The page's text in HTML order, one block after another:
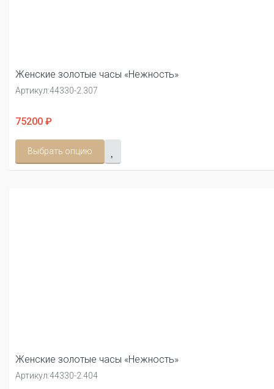
Женские золотые часы «Нежность»
Артикул:44330-2.307
75200 ₽
Выбрать опцию
Женские золотые часы «Нежность»
Артикул:44330-2.404